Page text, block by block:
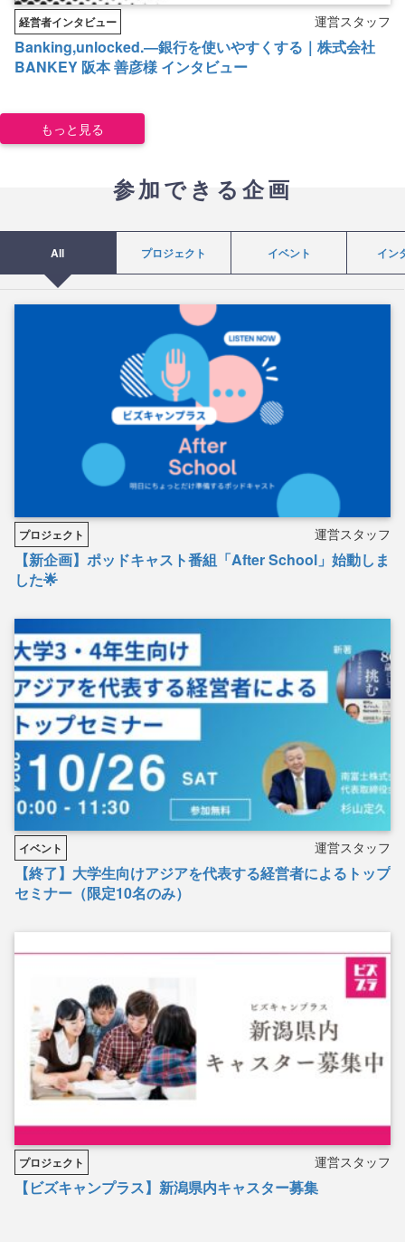
経営者インタビュー 運営スタッフ
Banking,unlocked.―銀行を使いやすくする｜株式会社
BANKEY 阪本 善彦様 インタビュー
もっと見る
参加できる企画
All プロジェクト イベント イン
プロジェクト 運営スタッフ
【新企画】ポッドキャスト番組「After School」始動しま
した🌟
イベント 運営スタッフ
【終了】大学生向けアジアを代表する経営者によるトップ
セミナー（限定10名のみ）
プロジェクト 運営スタッフ
【ビズキャンプラス】新潟県内キャスター募集